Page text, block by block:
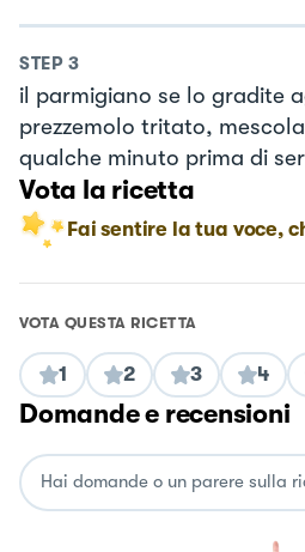
STEP 3
il parmigiano se lo gradite
prezzemolo tritato,
qualche minuto prima di
Vota la ricetta
Fai sentire la tua voce,
VOTA QUESTA RICETTA
1 2 3 4
Domande e recensioni